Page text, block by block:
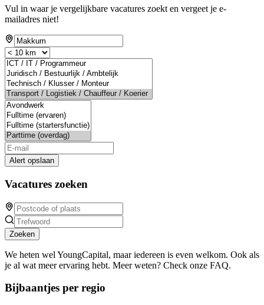
Vul in waar je vergelijkbare vacatures zoekt en vergeet je e-
mailadres niet!
Alert opslaan
Vacatures zoeken
Zoeken
We heten wel YoungCapital, maar iedereen is even welkom. Ook als
je al wat meer ervaring hebt. Meer weten? Check onze FAQ.
Bijbaantjes per regio